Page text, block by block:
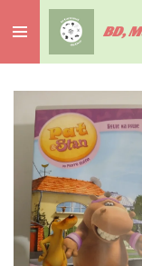
au
contenu
BD,